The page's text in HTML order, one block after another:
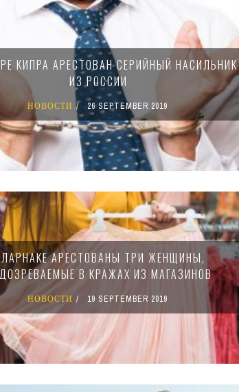
КИПРА АРЕСТОВАН СЕРИЙНЫЙ НАСИЛЬНИК
ИЗ РОССИИ
НОВОСТИ 26 SEPTEMBER 2019
АРЕСТОВАНЫ ТРИ ЖЕНЩИНЫ,
В КРАЖАХ ИЗ МАГАЗИНОВ
НОВОСТИ 19 SEPTEMBER 2019